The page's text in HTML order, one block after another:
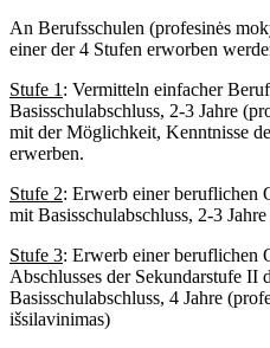
An Berufsschulen (profesinės
einer der 4 Stufen erworben
Stufe 1 : Vermitteln einfacher
Basisschulabschluss, 2-3 Jahre
mit der Möglichkeit, Kenntnisse
erwerben.
Stufe 2: Erwerb einer beruflichen
mit Basisschulabschluss, 2-3
Stufe 3: Erwerb einer beruflichen
Abschlusses der Sekundarstufe II
Basisschulabschluss, 4 Jahre
išsilavinimas)